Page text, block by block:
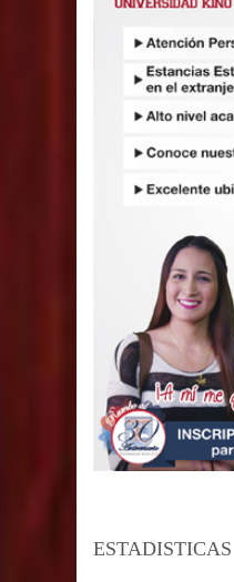
ESTADISTICAS